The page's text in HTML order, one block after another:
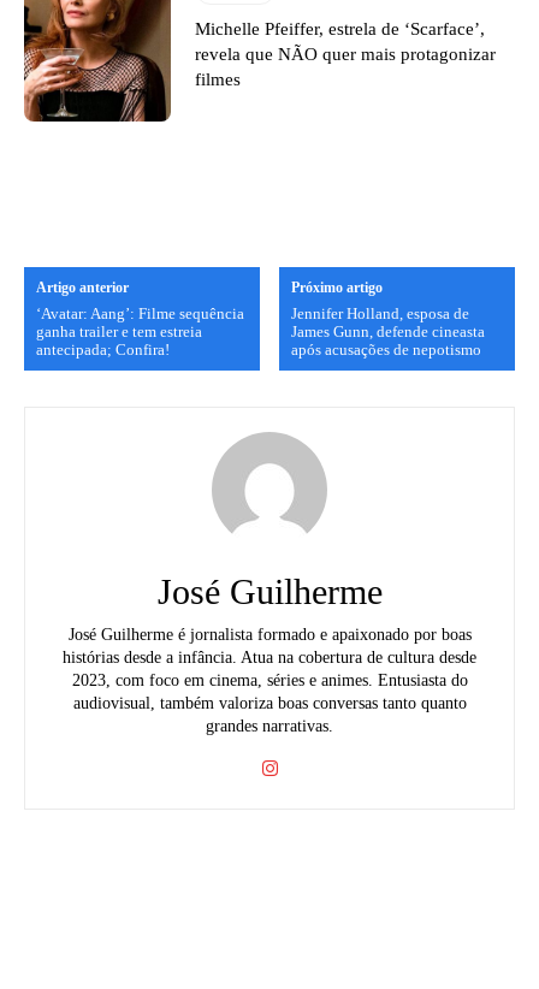
Michelle Pfeiffer, estrela de ‘Scarface’,
revela que NÃO quer mais protagonizar
filmes
Artigo anterior
‘Avatar: Aang’: Filme sequência
ganha trailer e tem estreia
antecipada; Confira!
Próximo artigo
Jennifer Holland, esposa de
James Gunn, defende cineasta
após acusações de nepotismo
José Guilherme
José Guilherme é jornalista formado e apaixonado por boas
histórias desde a infância. Atua na cobertura de cultura desde
2023, com foco em cinema, séries e animes. Entusiasta do
audiovisual, também valoriza boas conversas tanto quanto
grandes narrativas.